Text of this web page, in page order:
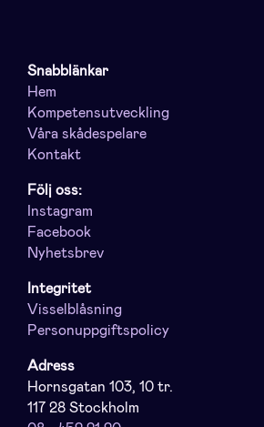
Snabblänkar
Hem
Kompetensutveckling
Våra skådespelare
Kontakt
Följ oss:
Instagram
Facebook
Nyhetsbrev
Integritet
Visselblåsning
Personuppgiftspolicy
Adress
Hornsgatan 103, 10 tr.
117 28 Stockholm